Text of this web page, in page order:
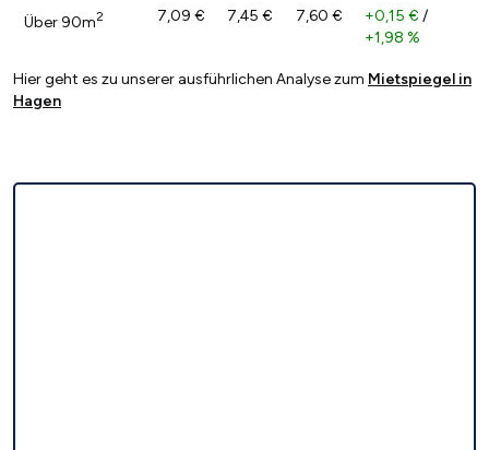
Über 90m2 7,09 € 7,45 € 7,60 € +0,15 € /
+1,98 %
Hier geht es zu unserer ausführlichen Analyse zum Mietspiegel in
Hagen